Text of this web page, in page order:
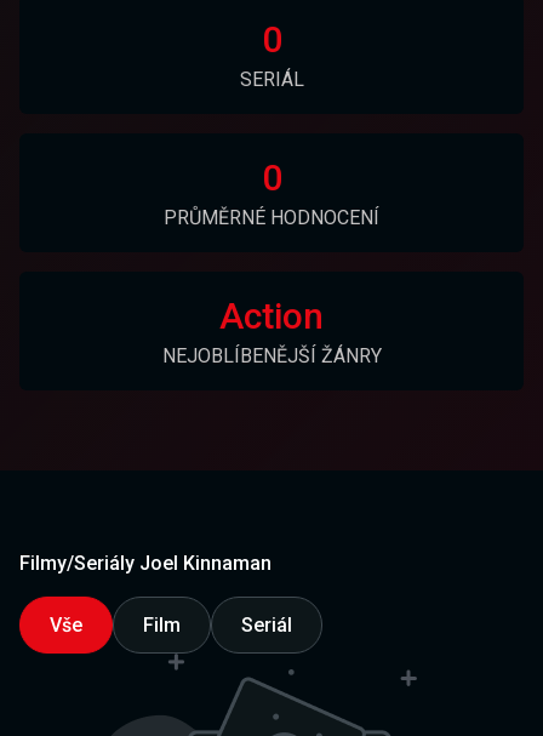
0
SERIÁL
0
PRŮMĚRNÉ HODNOCENÍ
Action
NEJOBLÍBENĚJŠÍ ŽÁNRY
Filmy/Seriály Joel Kinnaman
Vše Film Seriál